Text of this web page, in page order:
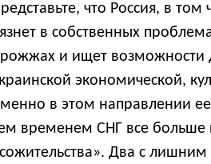
что Россия, в
в собственных
и ищет возможности
экономической,
в этом направлении ее
временем СНГ все больше
Два с лишним